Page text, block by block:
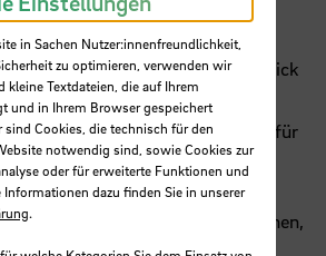
Menschen einzunehmen
von Lernaufgaben mit Blick
Pflege
Lehrkraft – Bremer Zentrum für
Handlungsmöglichkeiten erkennen,
in Sachen Nutzer:innenfreundlichkeit,
zu optimieren, verwenden wir
kleine Textdateien, die auf Ihrem
und in Ihrem Browser gespeichert
sind Cookies, die technisch für den
notwendig sind, sowie Cookies zur
oder für erweiterte Funktionen und
Informationen dazu finden Sie in unserer
.